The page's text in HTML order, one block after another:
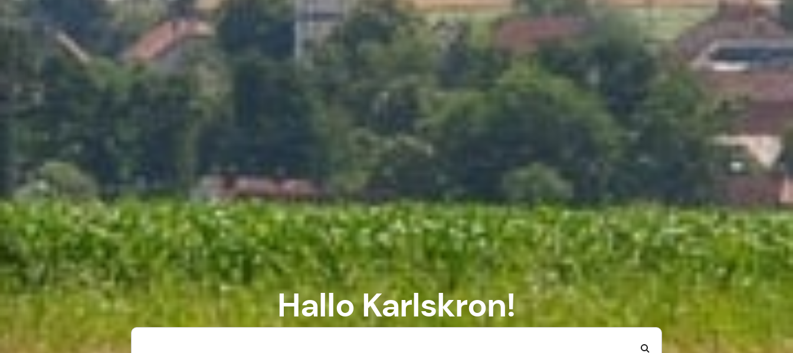
Hallo Karlskron!